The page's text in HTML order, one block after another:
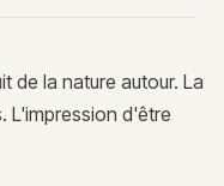
de la nature autour. La
L'impression d'être